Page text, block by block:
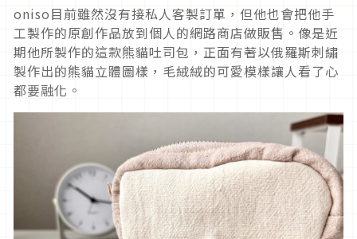
oniso目前雖然沒有接私人客製訂單，但他也會把他手
工製作的原創作品放到個人的網路商店做販售。像是近
期他所製作的這款熊貓吐司包，正面有著以俄羅斯刺繡
製作出的熊貓立體圖樣，毛絨絨的可愛模樣讓人看了心
都要融化。